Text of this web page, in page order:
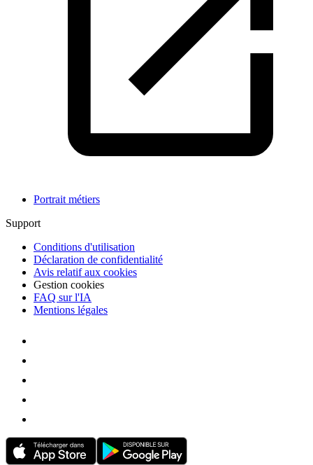
Portrait métiers
Support
Conditions d'utilisation
Déclaration de confidentialité
Avis relatif aux cookies
Gestion cookies
FAQ sur l'IA
Mentions légales